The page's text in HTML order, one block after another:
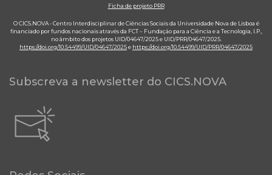
Ficha de projeto PRR
O CICS.NOVA - Centro Interdisciplinar de Ciências Sociais da Universidade Nova de Lisboa é
financiado por fundos nacionais através da FCT – Fundação para a Ciência e a Tecnologia, I.P.,
no âmbito dos projetos UID/04647/2025 e UID/PRR/04647/2025.
https://doi.org/10.54499/UID/04647/2025e https://doi.org/10.54499/UID/PRR/04647/2025
Subscreva a newsletter do CICS.NOVA